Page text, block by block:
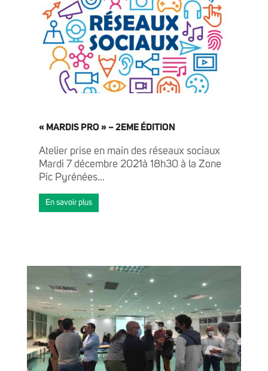
« MARDIS PRO » – 2EME ÉDITION
Atelier prise en main des réseaux sociaux
Mardi 7 décembre 2021à 18h30 à la Zone
Pic Pyrénées...
En savoir plus
ENTREPRENDRE ET TRAVAILLER